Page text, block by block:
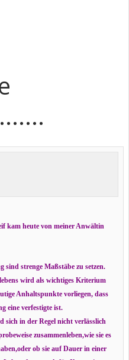
kam heute von meiner Anwältin
sind strenge Maßstäbe zu setzen.
wird als wichtiges Kriterium
Anhaltspunkte vorliegen, dass
eine verfestigte ist.
sich in der Regel nicht verlässlich
zusammenleben,wie sie es
ob sie auf Dauer in einer